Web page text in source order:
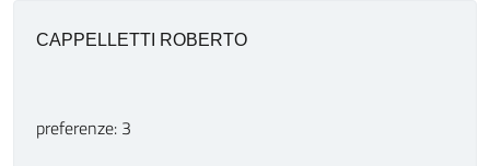
CAPPELLETTI ROBERTO
preferenze: 3